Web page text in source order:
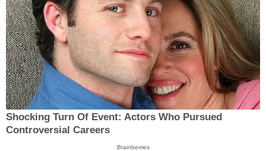
Shocking Turn Of Event: Actors Who Pursued
Controversial Careers
Brainberries